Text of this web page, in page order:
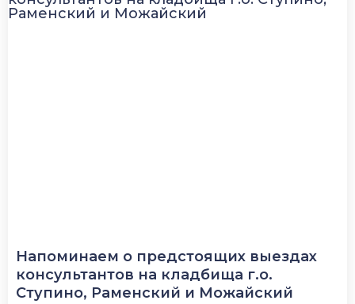
Напоминаем о предстоящих выездах
консультантов на кладбища г.о.
Ступино, Раменский и Можайский